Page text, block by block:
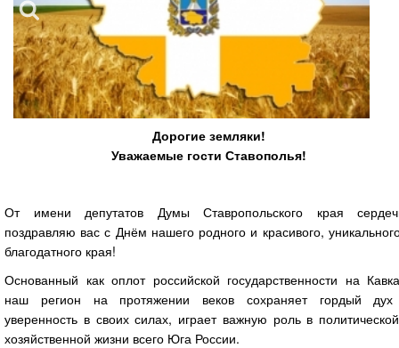
Дорогие земляки!
Уважаемые гости Ставополья!
От имени депутатов Думы Ставропольского края
поздравляю вас с Днём нашего родного и красивого,
благодатного края!
Основанный как оплот российской государственности на
наш регион на протяжении веков сохраняет гордый
уверенность в своих силах, играет важную роль в
хозяйственной жизни всего Юга России.